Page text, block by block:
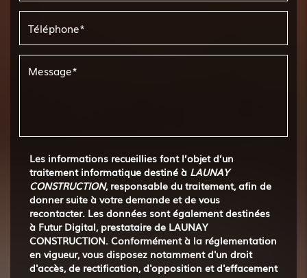
Les informations recueillies font l’objet d’un
traitement informatique destiné àLAUNAY
CONSTRUCTION, responsable du traitement, afin de
donner suite à votre demande et de vous
recontacter. Les données sont également destinées
à Futur Digital, prestataire de LAUNAY
CONSTRUCTION. Conformément à la réglementation
en vigueur, vous disposez notamment d'un droit
d'accès, de rectification, d'opposition et d'effacement